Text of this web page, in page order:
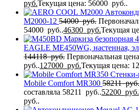
руб.Текущая цена: 56000 руб..
M2000-12 54000руб.
54000 руб..46300 руб.Текущая
Маркиза безопорная
EAGLE MЕ450WG, настенная,
144118руб. Первоначальная
руб..127000 руб.Текущая цена:
Стенки-
Mobile Comfort MR300 58211руб.
составляла 58211 руб..52200 руб.
руб..